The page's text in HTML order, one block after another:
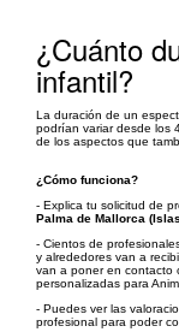
¿Cuánto
infantil?
La duración de un
podrían variar desde los
de los aspectos que
¿Cómo funciona?
- Explica tu solicitud de
Palma de Mallorca
- Cientos de
y alrededores van a
van a poner en contacto
personalizadas para
- Puedes ver las
profesional para poder